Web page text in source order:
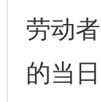
劳动
的当